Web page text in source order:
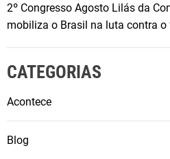
2º Congresso Agosto Lilás da
mobiliza o Brasil na luta contra
CATEGORIAS
Acontece
Blog